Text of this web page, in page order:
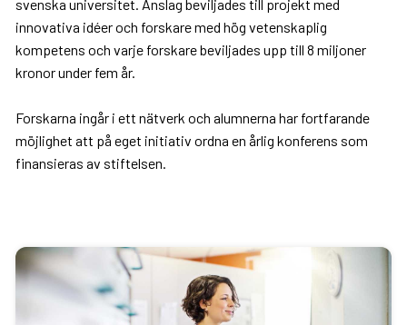
svenska universitet. Anslag beviljades till projekt med
innovativa idéer och forskare med hög vetenskaplig
kompetens och varje forskare beviljades upp till 8 miljoner
kronor under fem år.
Forskarna ingår i ett nätverk och alumnerna har fortfarande
möjlighet att på eget initiativ ordna en årlig konferens som
finansieras av stiftelsen.